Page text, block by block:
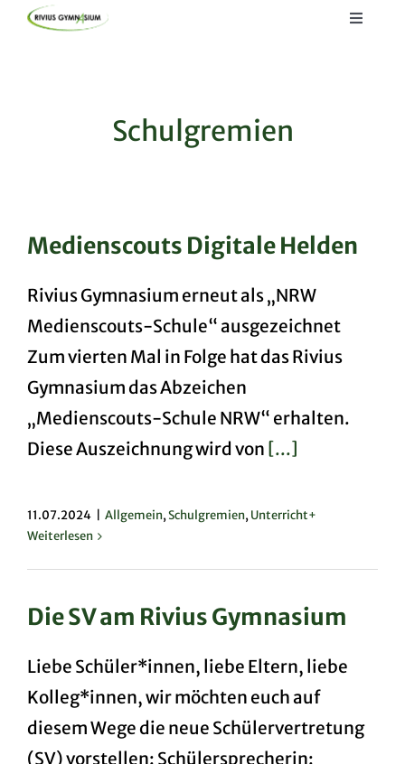
Skip
Toggle
Schulgremien
Medienscouts Digitale Helden
Rivius Gymnasium erneut als „NRW
Medienscouts-Schule“ ausgezeichnet
Zum vierten Mal in Folge hat das Rivius
Gymnasium das Abzeichen
„Medienscouts-Schule NRW“ erhalten.
Diese Auszeichnung wird von [...]
11.07.2024 Allgemein,Schulgremien, Unterricht+
Weiterlesen
Die SV am Rivius Gymnasium
Liebe Schüler*innen, liebe Eltern, liebe
Kolleg*innen, wir möchten euch auf
diesem Wege die neue Schülervertretung
(SV) vorstellen: Schülersprecherin: